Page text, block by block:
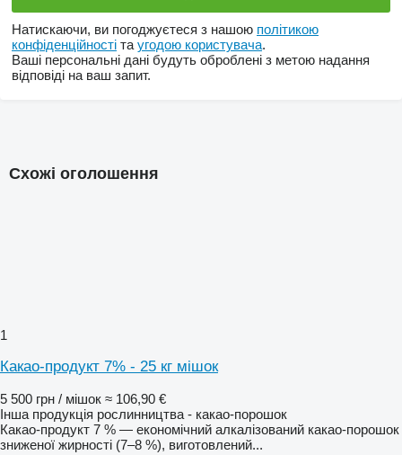
Натискаючи, ви погоджуєтеся з нашою політикою
конфіденційності та угодою користувача.
Ваші персональні дані будуть оброблені з метою надання
відповіді на ваш запит.
Схожі оголошення
1
Какао-продукт 7% - 25 кг мішок
5 500 грн / мішок ≈ 106,90 €
Інша продукція рослинництва - какао-порошок
Какао-продукт 7 % — економічний алкалізований какао-порошок
зниженої жирності (7–8 %), виготовлений...